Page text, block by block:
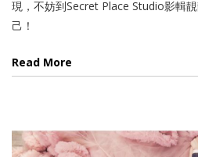
現，不妨到Secret Place Studio影輯
己！
Read More